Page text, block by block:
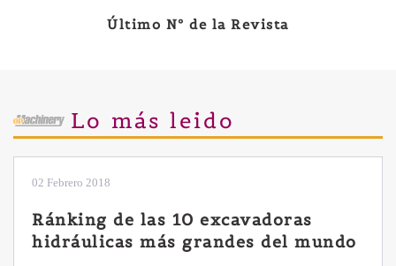
Último Nº de la Revista
Lo más leido
28 Enero 2019
Las ventajas de la excavadora
Yanmar B7 Sigma-6